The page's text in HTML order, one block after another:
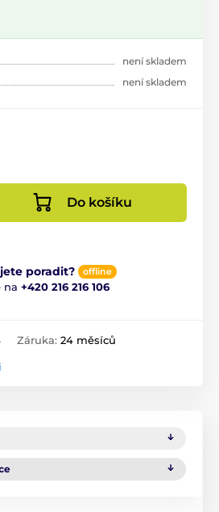
není skladem
není skladem
Do košíku
poradit? offline
na +420 216 216 106
Záruka: 24 měsíců